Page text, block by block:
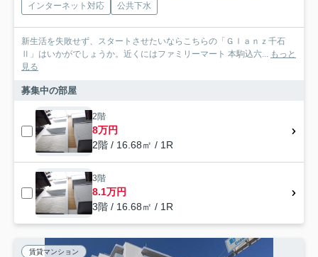
インターネット対応 公共下水
新生活を失敗せず、スタートさせたいならこちらの「Ｇｌａｎｚ千石
Ⅱ」はいかがでしょうか。近くにはファミリーマート 本駒込六... もっと
見る
募集中の部屋
2階
8万円
2階 / 16.68㎡ / 1R
3階
8.1万円
3階 / 16.68㎡ / 1R
賃貸マンション